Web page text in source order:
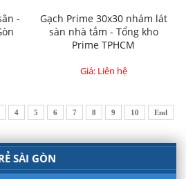
-
Gạch Prime 30x30 nhám lát
sàn nhà tắm - Tổng kho
Prime TPHCM
Giá: Liên hệ
4 5 6 7 8 9 10 End
SÀI GÒN